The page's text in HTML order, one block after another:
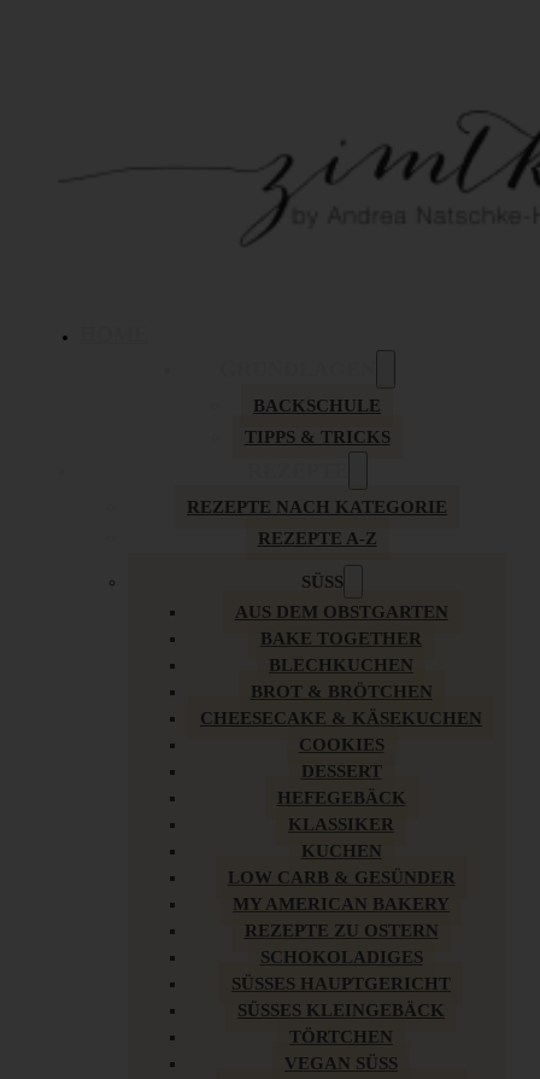
BACKSCHULE
TIPPS & TRICKS
REZEPTE NACH KATEGORIE
REZEPTE A-Z
SÜSS
AUS DEM OBSTGARTEN
BAKE TOGETHER
BLECHKUCHEN
BROT & BRÖTCHEN
CHEESECAKE & KÄSEKUCHEN
COOKIES
DESSERT
HEFEGEBÄCK
KLASSIKER
KUCHEN
LOW CARB & GESÜNDER
MY AMERICAN BAKERY
REZEPTE ZU OSTERN
SCHOKOLADIGES
SÜSSES HAUPTGERICHT
SÜSSES KLEINGEBÄCK
TÖRTCHEN
VEGAN SÜSS